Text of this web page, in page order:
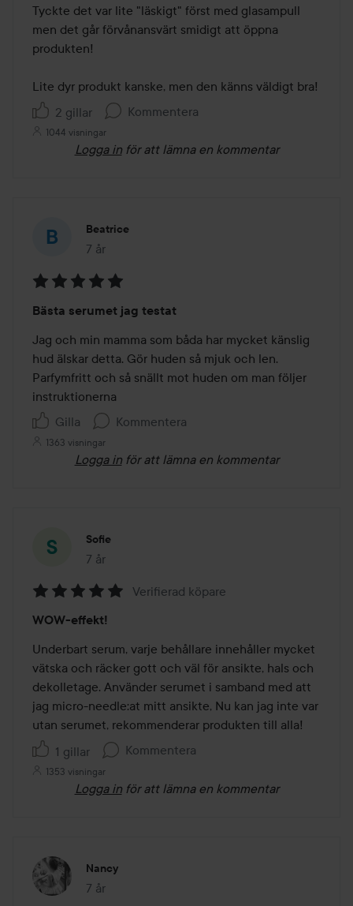
Tyckte det var lite "läskigt" först med glasampull
men det går förvånansvärt smidigt att öppna
produkten!
Lite dyr produkt kanske, men den känns väldigt bra!
2 gillar
Kommentera
1044 visningar
Logga in för att lämna en kommentar
Beatrice
7 år
Inlägget skapades 7 år
5
av
5
Bästa serumet jag testat
Jag och min mamma som båda har mycket känslig
hud älskar detta. Gör huden så mjuk och len.
Parfymfritt och så snällt mot huden om man följer
instruktionerna
Gilla
Kommentera
1363 visningar
Logga in för att lämna en kommentar
Sofie
7 år
Inlägget skapades 7 år
5
av
5
Verifierad köpare
WOW-effekt!
Underbart serum, varje behållare innehåller mycket
vätska och räcker gott och väl för ansikte, hals och
dekolletage. Använder serumet i samband med att
jag micro-needle:at mitt ansikte, Nu kan jag inte var
utan serumet, rekommenderar produkten till alla!
1 gillar
Kommentera
1353 visningar
Logga in för att lämna en kommentar
Nancy
7 år
Inlägget skapades 7 år